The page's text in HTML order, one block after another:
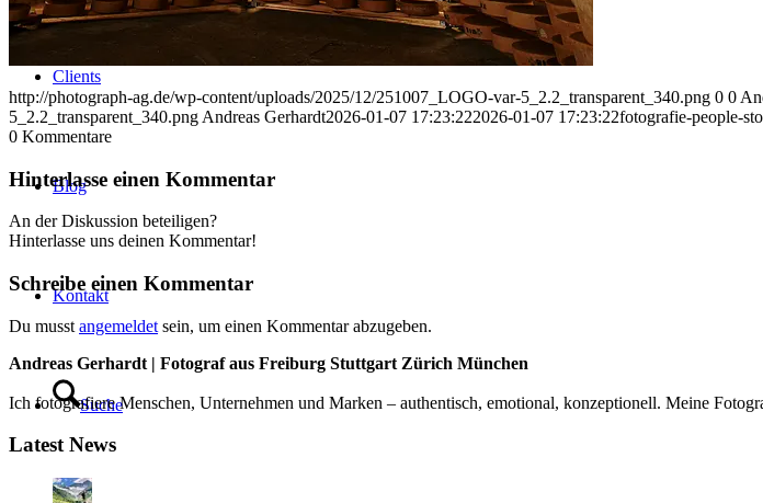
Clients
Blog
Kontakt
Suche
http://photograph-ag.de/wp-content/uploads/2025/12/251007_LOGO-var-5_2.2_transparent_340.png 0 0
5_2.2_transparent_340.png Andreas Gerhardt2026-01-07 17:23:222026-01-07 17:23:22fotografie-people-
0 Kommentare
Hinterlasse einen Kommentar
An der Diskussion beteiligen?
Hinterlasse uns deinen Kommentar!
Schreibe einen Kommentar
Du musst angemeldet sein, um einen Kommentar abzugeben.
Andreas Gerhardt | Fotograf aus Freiburg Stuttgart Zürich München
Ich fotografiere Menschen, Unternehmen und Marken – authentisch, emotional, konzeptionell. Meine
Latest News